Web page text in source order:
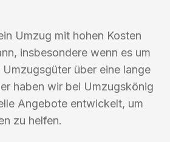
Umzug mit hohen Kosten
insbesondere wenn es um
über eine lange
haben wir bei Umzugskönig
Angebote entwickelt, um
zu helfen.